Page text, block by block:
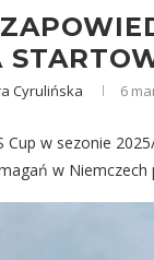
Cyrulińska 6
w sezonie
w